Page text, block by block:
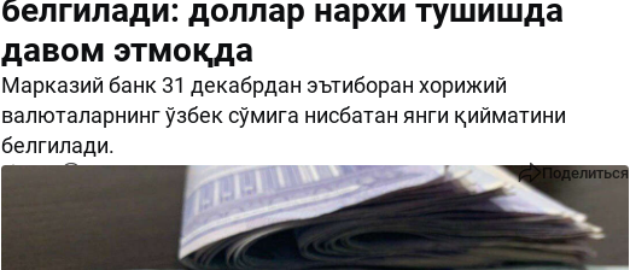
белгилади: доллар нархи тушишда
давом этмоқда
Марказий банк 31 декабрдан эътиборан хорижий
валюталарнинг ўзбек сўмига нисбатан янги қийматини
белгилади.
Поделиться